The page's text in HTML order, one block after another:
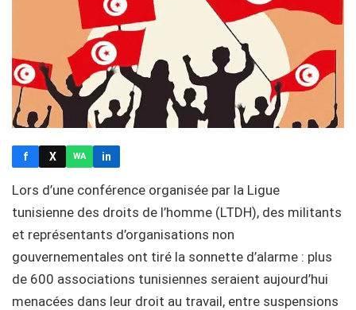
f X WA in
Lors d’une conférence organisée par la Ligue
tunisienne des droits de l’homme (LTDH), des militants
et représentants d’organisations non
gouvernementales ont tiré la sonnette d’alarme : plus
de 600 associations tunisiennes seraient aujourd’hui
menacées dans leur droit au travail, entre suspensions